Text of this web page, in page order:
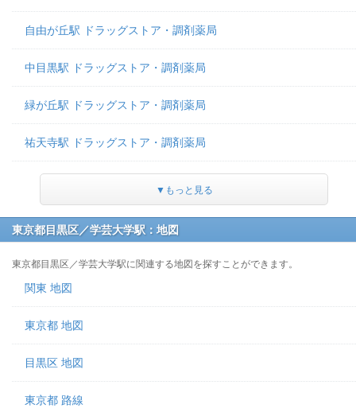
自由が丘駅 ドラッグストア・調剤薬局
中目黒駅 ドラッグストア・調剤薬局
緑が丘駅 ドラッグストア・調剤薬局
祐天寺駅 ドラッグストア・調剤薬局
▼もっと見る
東京都目黒区／学芸大学駅：地図
東京都目黒区／学芸大学駅に関連する地図を探すことができます。
関東 地図
東京都 地図
目黒区 地図
東京都 路線